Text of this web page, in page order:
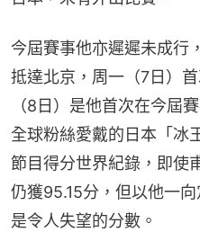
今屆賽事他亦遲遲未成行
抵達北京，周一（7日）
（8日）是他首次在今屆
全球粉絲愛戴的日本「冰
節目得分世界紀錄，即使
仍獲95.15分，但以他一
是令人失望的分數。